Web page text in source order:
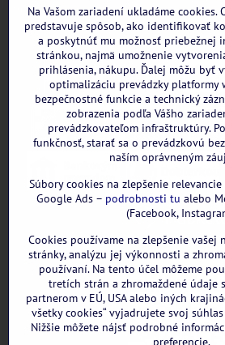
WhatsApp
GOOGLE recenzie:
Na Vašom zariadení ukladáme cookies.
predstavuje spôsob, ako identifikovať
a poskytnúť mu možnosť priebežnej
stránkou, najmä umožnenie
prihlásenia, nákupu. Ďalej môžu byť
optimalizáciu prevádzky platformy
bezpečnostné funkcie a technický
zobrazenia podľa Vášho
prevádzkovateľom infraštruktúry.
funkčnosť, starať sa o prevádzkovú
naším oprávneným
Súbory cookies na zlepšenie
Google Ads – podrobnosti tu alebo
(Facebook,
Cookies používame na zlepšenie vašej
stránky, analýzu jej výkonnosti a
používaní. Na tento účel môžeme
tretích strán a zhromaždené údaje
partnerom v EÚ, USA alebo iných
všetky cookies“ vyjadrujete svoj
Nižšie môžete nájsť podrobné
preferencie.